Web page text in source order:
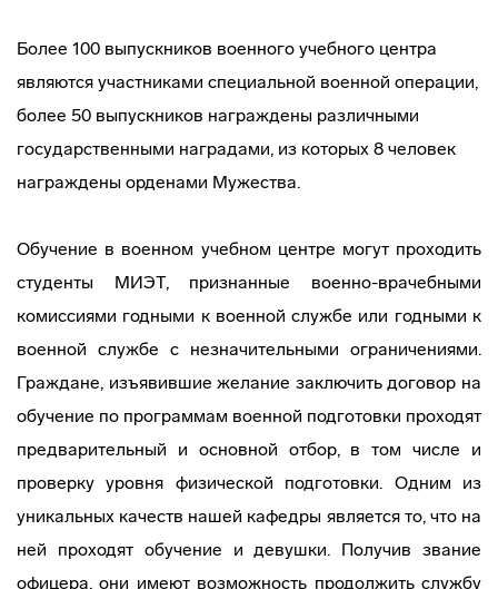
Более 100 выпускников военного учебного центра
являются участниками специальной военной операции,
более 50 выпускников награждены различными
государственными наградами, из которых 8 человек
награждены орденами Мужества.
Обучение в военном учебном центре могут проходить
студенты МИЭТ, признанные военно-врачебными
комиссиями годными к военной службе или годными к
военной службе с незначительными ограничениями.
Граждане, изъявившие желание заключить договор на
обучение по программам военной подготовки проходят
предварительный и основной отбор, в том числе и
проверку уровня физической подготовки. Одним из
уникальных качеств нашей кафедры является то, что на
ней проходят обучение и девушки. Получив звание
офицера, они имеют возможность продолжить службу